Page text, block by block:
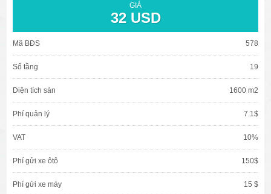
GIÁ
32 USD
Mã BĐS 578
Số tầng 19
Diện tích sàn 1600 m2
Phí quản lý 7.1$
VAT 10%
Phí gửi xe ôtô 150$
Phí gửi xe máy 15 $